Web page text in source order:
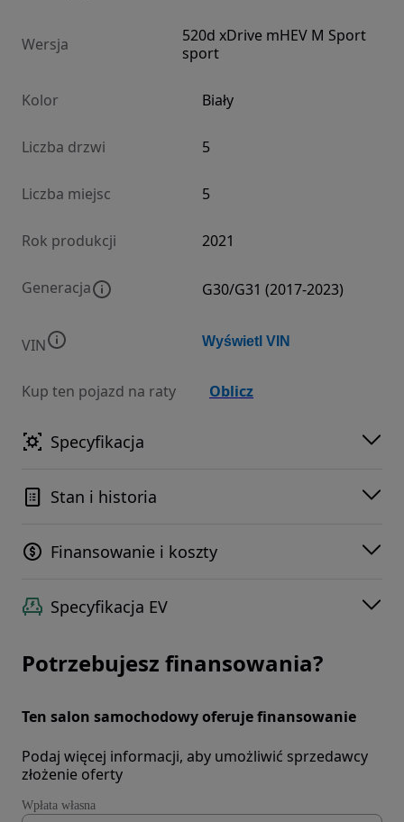
Wersja
520d xDrive mHEV M Sport
sport
Kolor Biały
Liczba drzwi 5
Liczba miejsc 5
Rok produkcji 2021
Generacja G30/G31 (2017-2023)
VIN Wyświetl VIN
Kup ten pojazd na raty Oblicz
Specyfikacja
Stan i historia
Finansowanie i koszty
Specyfikacja EV
Potrzebujesz finansowania?
Ten salon samochodowy oferuje finansowanie
Podaj więcej informacji, aby umożliwić sprzedawcy
złożenie oferty
Wpłata własna